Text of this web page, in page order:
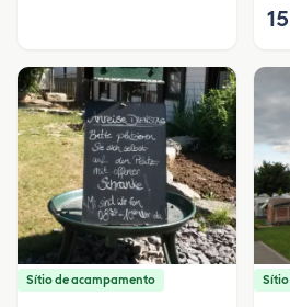
Sítio de acampamento